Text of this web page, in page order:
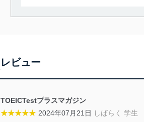
当社は、個人情報の取得・利用・
令及びその他の規範を常に適合さ
個人情報の安全管理措置
レビュー
TOEICTestプラスマガジン
★★★★★ 2024年07月21日 しばらく 学生